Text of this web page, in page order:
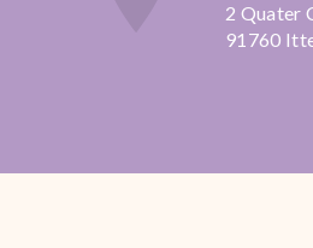
2 Quater Chem. des Murs À Aubin,
91760